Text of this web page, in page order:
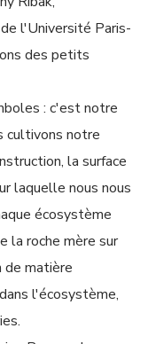
l'Université Paris-
des petits
: c'est notre
cultivons notre
la surface
laquelle nous nous
écosystème
la roche mère sur
matière
l'écosystème,